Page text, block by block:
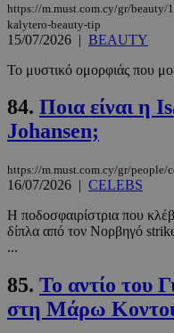
https://m.must.com.cy/gr/beauty/
kalytero-beauty-tip
15/07/2026 | BEAUTY
Το μυστικό ομορφιάς που
84. Ποια είναι η
Johansen;
https://m.must.com.cy/gr/people/
16/07/2026 | CELEBS
Η ποδοσφαιρίστρια που
δίπλα από τον Νορβηγό
...
85. Το αντίο του
στη Μάρω
LangCookie